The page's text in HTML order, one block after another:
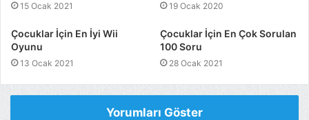
15 Ocak 2021 19 Ocak 2020
Çocuklar İçin En İyi Wii
Oyunu
13 Ocak 2021
Çocuklar İçin En Çok Sorulan
100 Soru
28 Ocak 2021
Yorumları Göster